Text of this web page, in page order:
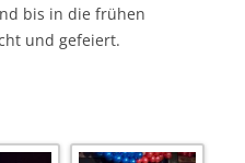
bis in die frühen
und gefeiert.